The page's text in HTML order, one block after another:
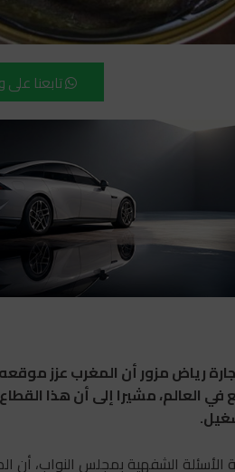
تابعنا
رياض مزورأن المغرب عزز موقعه
العالم، مشيرا إلى أن هذا